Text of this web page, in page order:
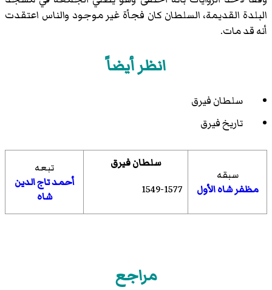
البلدة القديمة، السلطان كان فجأة غير موجود والناس اعتقدت
أنه قد مات.
انظر أيضاً
سلطان فيرق
تاريخ فيرق
سبقه
مظفر شاه الأول
سلطان فيرق
1549-1577
تبعه
أحمد تاج الدين
شاه
مراجع